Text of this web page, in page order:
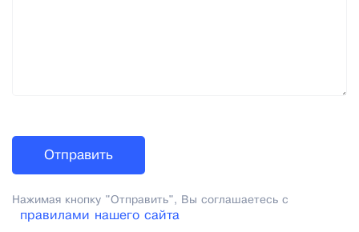
Нажимая кнопку "Отправить", Вы соглашаетесь с
правилами нашего сайта